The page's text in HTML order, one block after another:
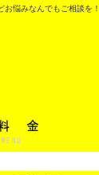
悩みなんでもご相談を